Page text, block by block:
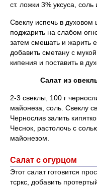
ст. ложки 3% уксуса, соль
Свеклу испечь в
поджарить на слабом
затем смешать и жарить
добавить сметану с
кипения и поставить в
Салат из
2-3 свеклы, 100 г
майонеза, соль. Свеклу
Чернослив залить
Чеснок, растолочь с
майонезом.
Салат с огурцом
Этот салат готовится
тсркс, добавить